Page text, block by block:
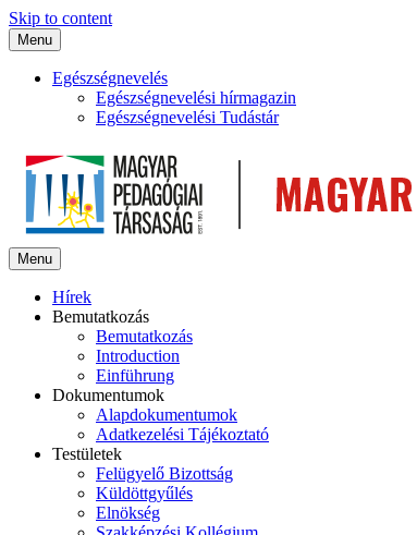
Skip to content
Menu
Egészségnevelés
Egészségnevelési hírmagazin
Egészségnevelési Tudástár
Menu
Hírek
Bemutatkozás
Bemutatkozás
Introduction
Einführung
Dokumentumok
Alapdokumentumok
Adatkezelési Tájékoztató
Testületek
Felügyelő Bizottság
Küldöttgyűlés
Elnökség